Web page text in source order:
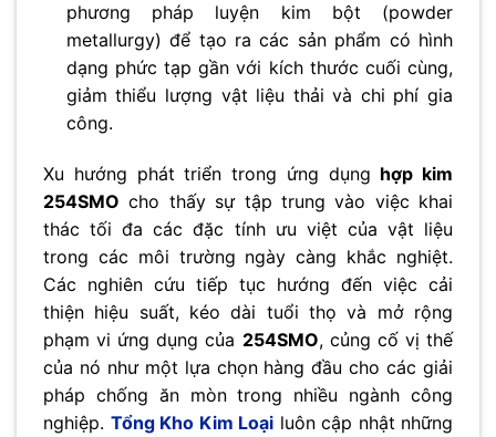
phương pháp luyện kim bột (powder
metallurgy) để tạo ra các sản phẩm có hình
dạng phức tạp gần với kích thước cuối cùng,
giảm thiểu lượng vật liệu thải và chi phí gia
công.
Xu hướng phát triển trong ứng dụng hợp kim
254SMO cho thấy sự tập trung vào việc khai
thác tối đa các đặc tính ưu việt của vật liệu
trong các môi trường ngày càng khắc nghiệt.
Các nghiên cứu tiếp tục hướng đến việc cải
thiện hiệu suất, kéo dài tuổi thọ và mở rộng
phạm vi ứng dụng của 254SMO, củng cố vị thế
của nó như một lựa chọn hàng đầu cho các giải
pháp chống ăn mòn trong nhiều ngành công
nghiệp. Tổng Kho Kim Loại luôn cập nhật những